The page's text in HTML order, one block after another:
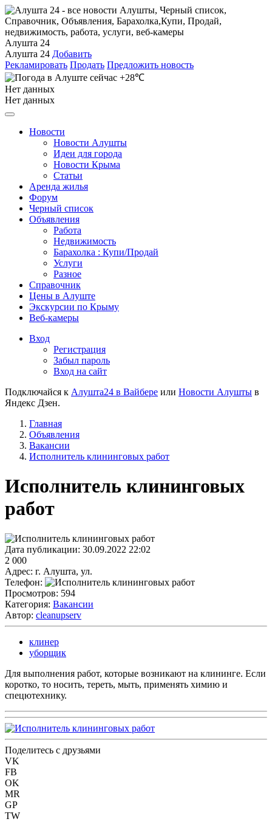
Алушта 24
Алушта 24 Добавить
Рекламировать Продать Предложить новость
+28℃
Нет данных
Нет данных
Новости
Новости Алушты
Идеи для города
Новости Крыма
Статьи
Аренда жилья
Форум
Черный список
Объявления
Работа
Недвижимость
Барахолка : Купи/Продай
Услуги
Разное
Справочник
Цены в Алуште
Экскурсии по Крыму
Веб-камеры
Вход
Регистрация
Забыл пароль
Вход на сайт
Подключайся к Алушта24 в Вайбере или Новости Алушты в
Яндекс Дзен.
Главная
Объявления
Вакансии
Исполнитель клининговых работ
Исполнитель клининговых
работ
Дата публикации: 30.09.2022 22:02
2 000
Адрес: г. Алушта, ул.
Телефон:
Просмотров: 594
Категория: Вакансии
Автор: cleanupserv
клинер
уборщик
Для выполнения работ, которые возникают на клининге. Если
коротко, то носить, тереть, мыть, применять химию и
спецютехнику.
Поделитесь с друзьями
VK
FB
OK
MR
GP
TW